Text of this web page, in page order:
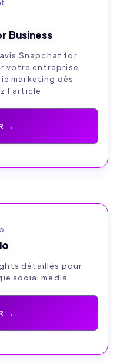
Business
Snapchat for
votre entreprise.
marketing dès
l'article.
→
détaillés pour
social media.
→